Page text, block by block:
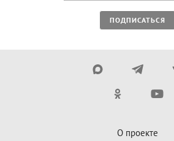
ПОДПИСАТЬСЯ
О проекте